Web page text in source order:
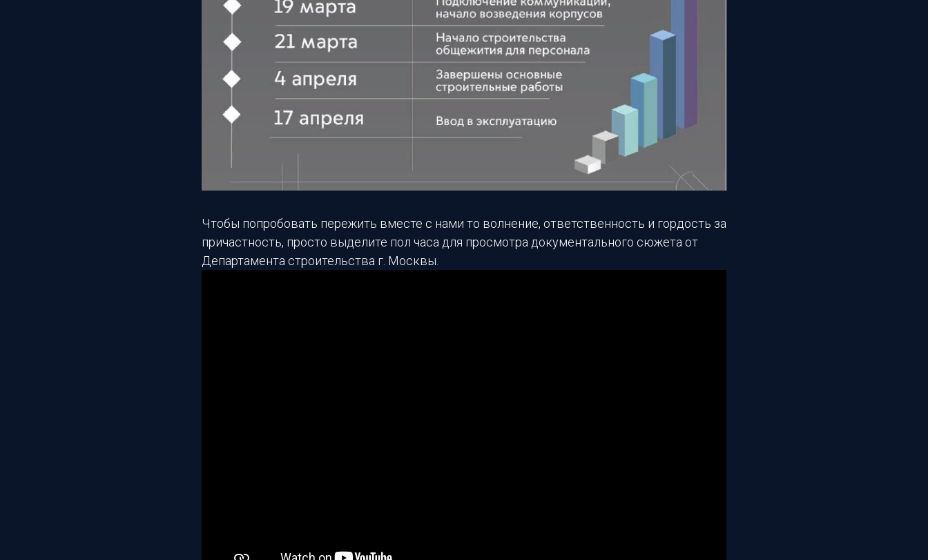
Чтобы попробовать пережить вместе с нами то волнение, ответственность и гордость за
причастность, просто выделите пол часа для просмотра документального сюжета от
Департамента строительства г. Москвы.